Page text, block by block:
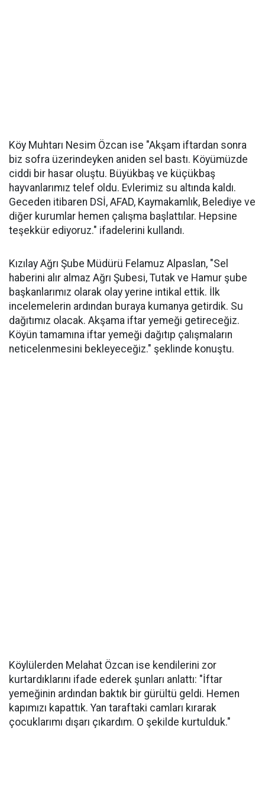
Köy Muhtarı Nesim Özcan ise "Akşam iftardan sonra
biz sofra üzerindeyken aniden sel bastı. Köyümüzde
ciddi bir hasar oluştu. Büyükbaş ve küçükbaş
hayvanlarımız telef oldu. Evlerimiz su altında kaldı.
Geceden itibaren DSİ, AFAD, Kaymakamlık, Belediye ve
diğer kurumlar hemen çalışma başlattılar. Hepsine
teşekkür ediyoruz." ifadelerini kullandı.
Kızılay Ağrı Şube Müdürü Felamuz Alpaslan, "Sel
haberini alır almaz Ağrı Şubesi, Tutak ve Hamur şube
başkanlarımız olarak olay yerine intikal ettik. İlk
incelemelerin ardından buraya kumanya getirdik. Su
dağıtımız olacak. Akşama iftar yemeği getireceğiz.
Köyün tamamına iftar yemeği dağıtıp çalışmaların
neticelenmesini bekleyeceğiz." şeklinde konuştu.
Köylülerden Melahat Özcan ise kendilerini zor
kurtardıklarını ifade ederek şunları anlattı: "İftar
yemeğinin ardından baktık bir gürültü geldi. Hemen
kapımızı kapattık. Yan taraftaki camları kırarak
çocuklarımı dışarı çıkardım. O şekilde kurtulduk."